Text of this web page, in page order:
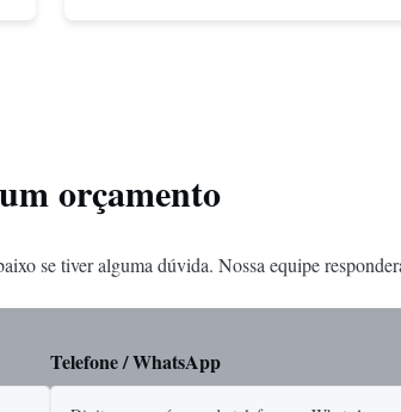
orçamento
se tiver alguma dúvida. Nossa equipe
Telefone / WhatsApp